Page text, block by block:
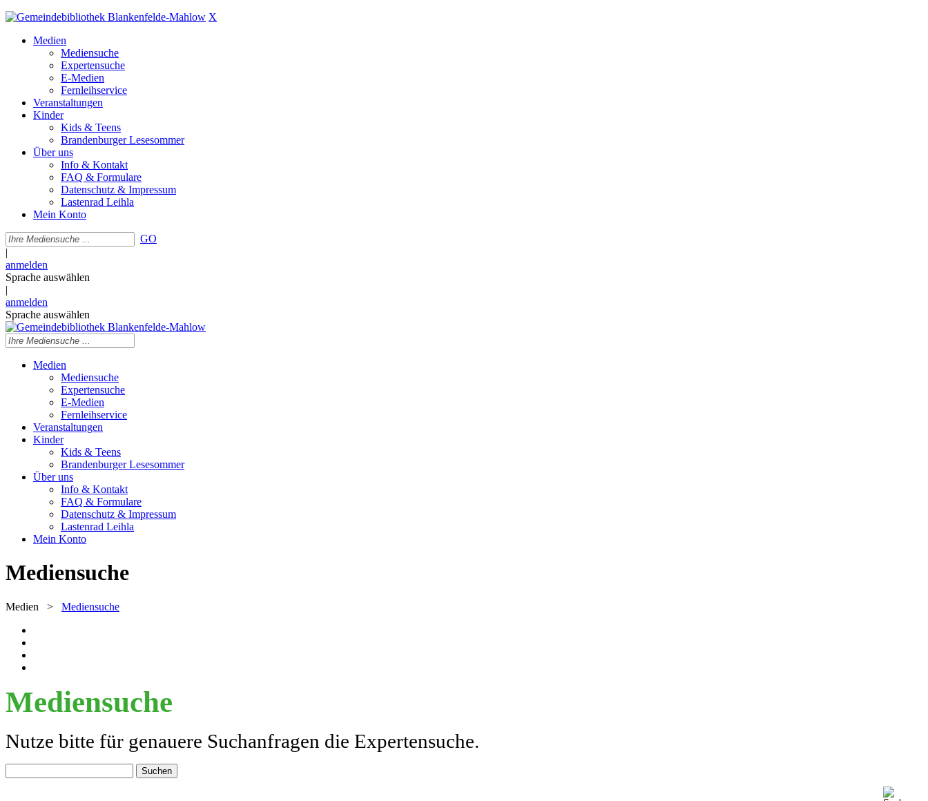
X
Medien
Mediensuche
Expertensuche
E-Medien
Fernleihservice
Veranstaltungen
Kinder
Kids & Teens
Brandenburger Lesesommer
Über uns
Info & Kontakt
FAQ & Formulare
Datenschutz & Impressum
Lastenrad Leihla
Mein Konto
GO
|
anmelden
Sprache auswählen
|
anmelden
Sprache auswählen
Medien
Mediensuche
Expertensuche
E-Medien
Fernleihservice
Veranstaltungen
Kinder
Kids & Teens
Brandenburger Lesesommer
Über uns
Info & Kontakt
FAQ & Formulare
Datenschutz & Impressum
Lastenrad Leihla
Mein Konto
Mediensuche
Medien > Mediensuche
Mediensuche
Nutze bitte für genauere Suchanfragen die Expertensuche.